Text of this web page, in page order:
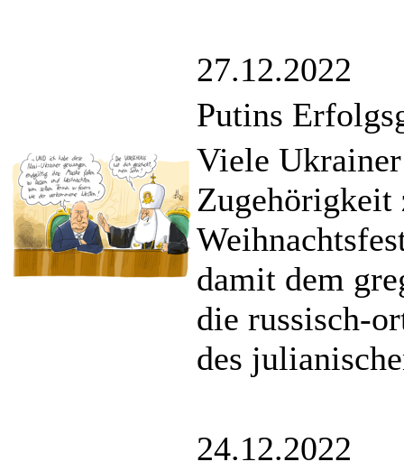
27.12.2022
Putins
Viele
Zugehörigkeit
damit dem
die russisch-
des
24.12.2022